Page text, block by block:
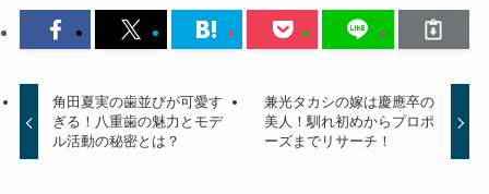
角田夏実の歯並びが可愛す
ぎる！八重歯の魅力とモデ
ル活動の秘密とは？
兼光タカシの嫁は慶應卒の
美人！馴れ初めからプロポ
ーズまでリサーチ！